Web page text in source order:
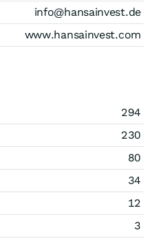
info@hansainvest.de
www.hansainvest.com
294
230
80
34
12
3